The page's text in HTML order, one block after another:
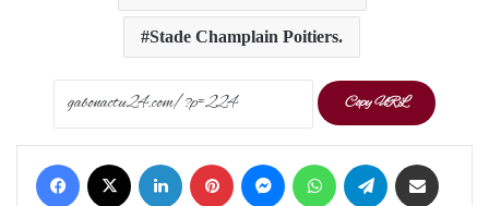
Stade Champlain Poitiers.
Copy URL
Facebook LinkedIn Pinterest Messenger WhatsApp Telegram